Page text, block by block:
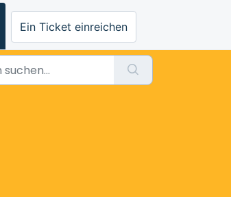
Ein Ticket einreichen